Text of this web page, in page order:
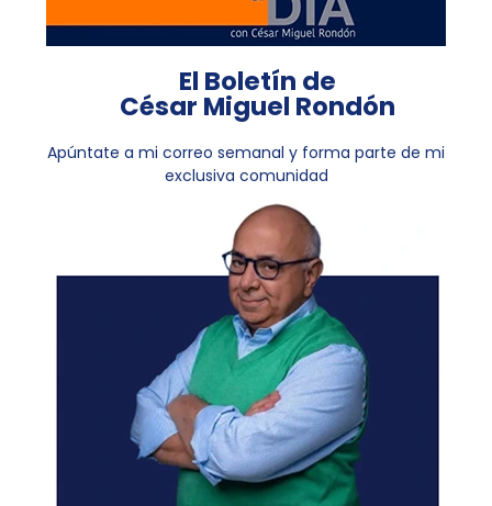
El Boletín de
César Miguel Rondón
Apúntate a mi correo semanal y forma parte de mi
exclusiva comunidad